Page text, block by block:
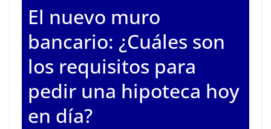
El nuevo muro
bancario: ¿Cuáles son
los requisitos para
pedir una hipoteca hoy
en día?